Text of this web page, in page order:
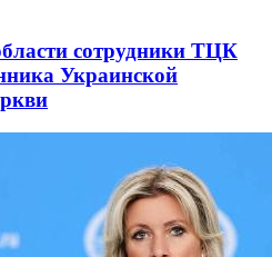
сотрудники ТЦК
Украинской